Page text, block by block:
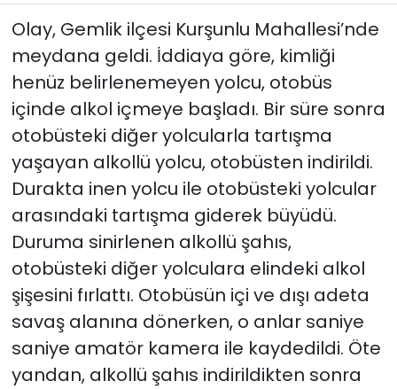
Olay, Gemlik ilçesi Kurşunlu Mahallesi’nde
meydana geldi. İddiaya göre, kimliği
henüz belirlenemeyen yolcu, otobüs
içinde alkol içmeye başladı. Bir süre sonra
otobüsteki diğer yolcularla tartışma
yaşayan alkollü yolcu, otobüsten indirildi.
Durakta inen yolcu ile otobüsteki yolcular
arasındaki tartışma giderek büyüdü.
Duruma sinirlenen alkollü şahıs,
otobüsteki diğer yolculara elindeki alkol
şişesini fırlattı. Otobüsün içi ve dışı adeta
savaş alanına dönerken, o anlar saniye
saniye amatör kamera ile kaydedildi. Öte
yandan, alkollü şahıs indirildikten sonra